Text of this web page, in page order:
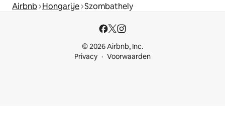
Airbnb Hongarije Szombathely
© 2026 Airbnb, Inc.
Privacy
Voorwaarden